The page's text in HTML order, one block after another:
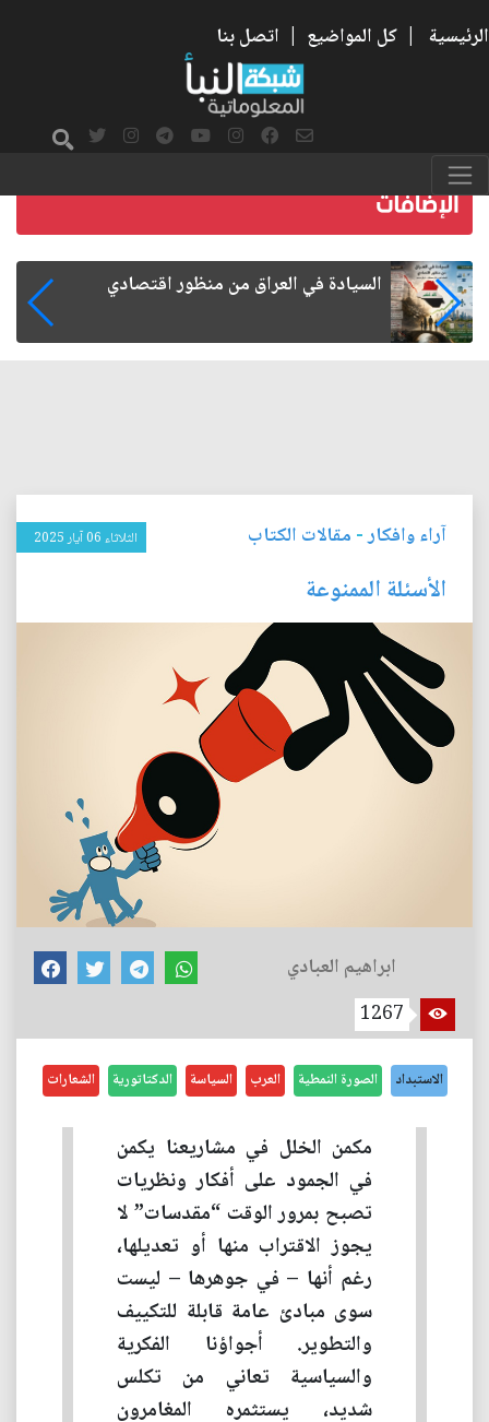
الرئيسية | كل المواضيع | اتصل بنا
ما بعد الأربعين.. كيف اتسعت الزيارة من هويتها
آراء وافكار- مقالات الكتاب الثلاثاء 06 آيار 2025
الأسئلة الممنوعة
ابراهيم العبادي
1267
الاستبداد الصورة النمطية العرب السياسة الدكتاتورية الشعارات
مكمن الخلل في مشاريعنا يكمن
في الجمود على أفكار ونظريات
تصبح بمرور الوقت “مقدسات” لا
يجوز الاقتراب منها أو تعديلها،
رغم أنها – في جوهرها – ليست
سوى مبادئ عامة قابلة للتكييف
والتطوير. أجواؤنا الفكرية
والسياسية تعاني من تكلس
شديد، يستثمره المغامرون